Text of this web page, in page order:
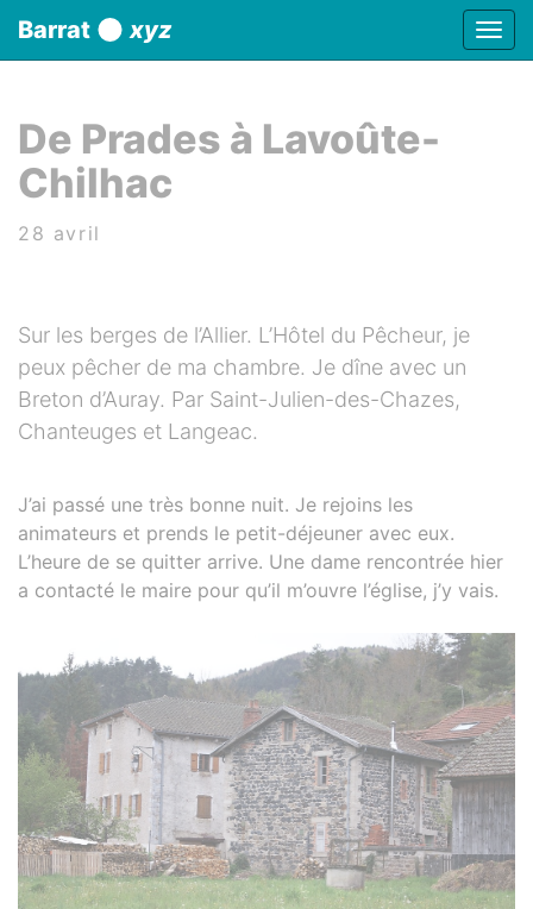
Barrat xyz
De Prades à Lavoûte-
Chilhac
28 avril
Sur les berges de l’Allier. L’Hôtel du Pêcheur, je
peux pêcher de ma chambre. Je dîne avec un
Breton d’Auray. Par Saint-Julien-des-Chazes,
Chanteuges et Langeac.
J’ai passé une très bonne nuit. Je rejoins les
animateurs et prends le petit-déjeuner avec eux.
L’heure de se quitter arrive. Une dame rencontrée hier
a contacté le maire pour qu’il m’ouvre l’église, j’y vais.
Panneau de gestion des cookies